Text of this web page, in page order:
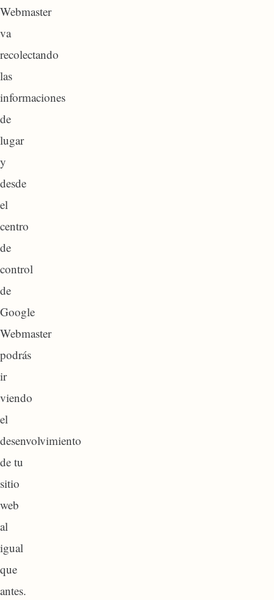
Webmaster
va
recolectando
las
informaciones
de
lugar
y
desde
el
centro
de
control
de
Google
Webmaster
podrás
ir
viendo
el
desenvolvimiento
de tu
sitio
web
al
igual
que
antes.